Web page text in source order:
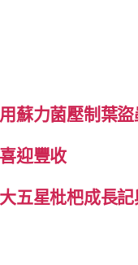
蘇力菌壓制葉
迎豐收
五星枇杷成長